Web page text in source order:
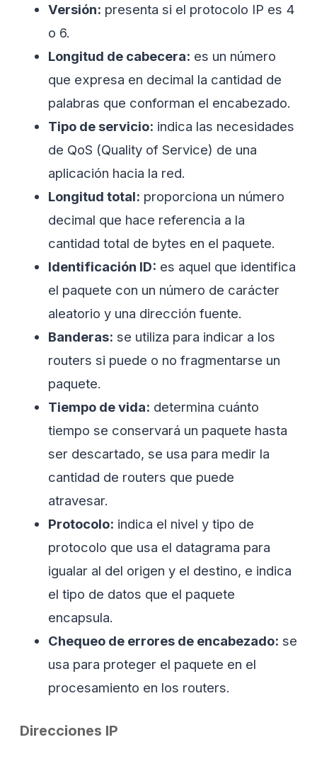
Versión: presenta si el protocolo IP es 4
o 6.
Longitud de cabecera: es un número
que expresa en decimal la cantidad de
palabras que conforman el encabezado.
Tipo de servicio: indica las necesidades
de QoS (Quality of Service) de una
aplicación hacia la red.
Longitud total: proporciona un número
decimal que hace referencia a la
cantidad total de bytes en el paquete.
Identificación ID: es aquel que identifica
el paquete con un número de carácter
aleatorio y una dirección fuente.
Banderas: se utiliza para indicar a los
routers si puede o no fragmentarse un
paquete.
Tiempo de vida: determina cuánto
tiempo se conservará un paquete hasta
ser descartado, se usa para medir la
cantidad de routers que puede
atravesar.
Protocolo: indica el nivel y tipo de
protocolo que usa el datagrama para
igualar al del origen y el destino, e indica
el tipo de datos que el paquete
encapsula.
Chequeo de errores de encabezado: se
usa para proteger el paquete en el
procesamiento en los routers.
Direcciones IP